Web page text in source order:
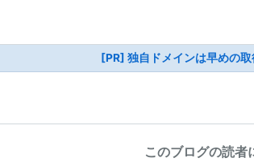
[PR] 独自ドメインは早めの取
このブログの読者